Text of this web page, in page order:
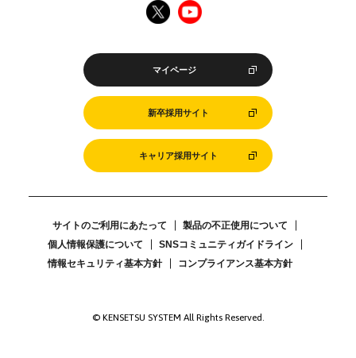
マイページ
新卒採用サイト
キャリア採用サイト
サイトのご利用にあたって
製品の不正使用について
個人情報保護について
SNSコミュニティガイドライン
情報セキュリティ基本方針
コンプライアンス基本方針
© KENSETSU SYSTEM All Rights Reserved.